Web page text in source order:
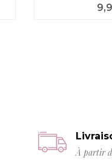
À partir